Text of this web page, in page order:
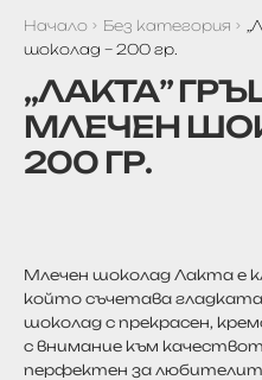
Начало Без категория
шоколад – 200 гр.
,,ЛАКТА”
МЛЕЧЕН
200 ГР.
Млечен шоколад Лакта е
който съчетава
шоколад с прекрасен,
с внимание към
перфектен за